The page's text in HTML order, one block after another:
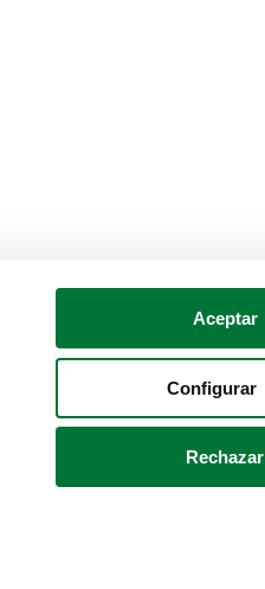
Aceptar
Configurar
Rechazar